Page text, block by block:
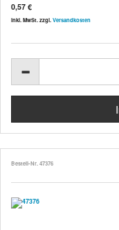
0,57 €
inkl. MwSt. zzgl. Versandkosten
Bestell-Nr. 47376